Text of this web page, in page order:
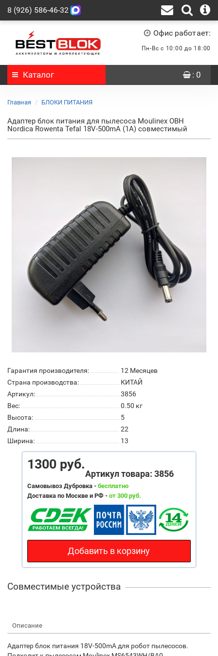
8 (926) 586-46-32
Офис работает:
Пн-Вс с 10:00 до 18:00
Каталог : 0
Главная БЛОКИ ПИТАНИЯ
Адаптер блок питания для пылесоса Moulinex OBH
Nordica Rowenta Tefal 18V-500mA (1A) совместимый
Гарантия производителя:
12 Месяцев
Страна производства:
КИТАЙ
Артикул:
3856
Вес:
0.50 кг
Высота:
5
Длина:
22
Ширина:
13
1300 руб.
Артикул товара: 3856
Самовывоз Дубровка - бесплатно
Доставка по Москве и РФ - от 300 руб.
Добавить в корзину
Совместимые устройства
Описание
Адаптер блок питания 18V-500mA для робот пылесосов.